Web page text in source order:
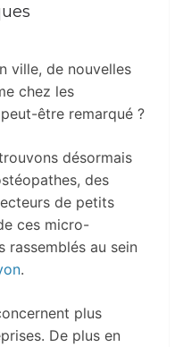
ville, de nouvelles
chez les
être remarqué ?
désormais
des
de petits
ces micro-
rassemblés au sein
.
plus
De plus en